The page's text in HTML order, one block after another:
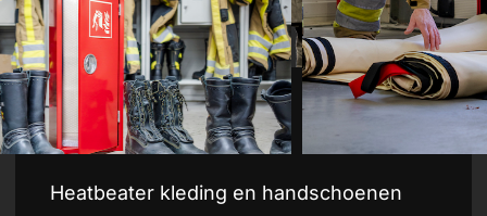
Heat
beater
Heatbeater kleding en handschoenen